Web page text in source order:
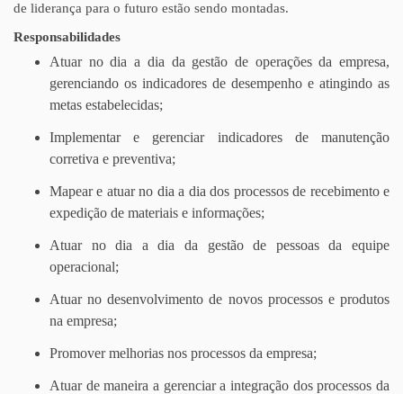
de liderança para o futuro estão sendo montadas.
Responsabilidades
Atuar no dia a dia da gestão de operações da empresa,
gerenciando os indicadores de desempenho e atingindo as
metas estabelecidas;
Implementar e gerenciar indicadores de manutenção
corretiva e preventiva;
Mapear e atuar no dia a dia dos processos de recebimento e
expedição de materiais e informações;
Atuar no dia a dia da gestão de pessoas da equipe
operacional;
Atuar no desenvolvimento de novos processos e produtos
na empresa;
Promover melhorias nos processos da empresa;
Atuar de maneira a gerenciar a integração dos processos da